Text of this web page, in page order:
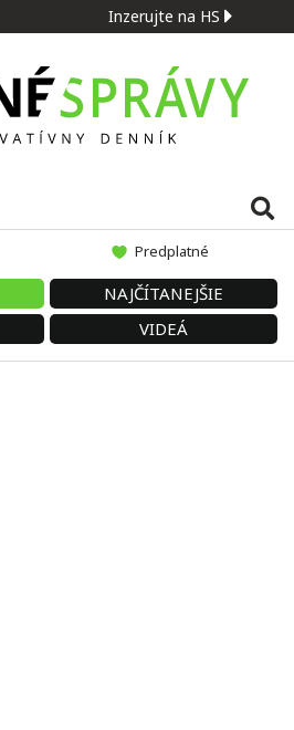
Inzerujte na HS
Predplatné
NAJČÍTANEJŠIE
VIDEÁ